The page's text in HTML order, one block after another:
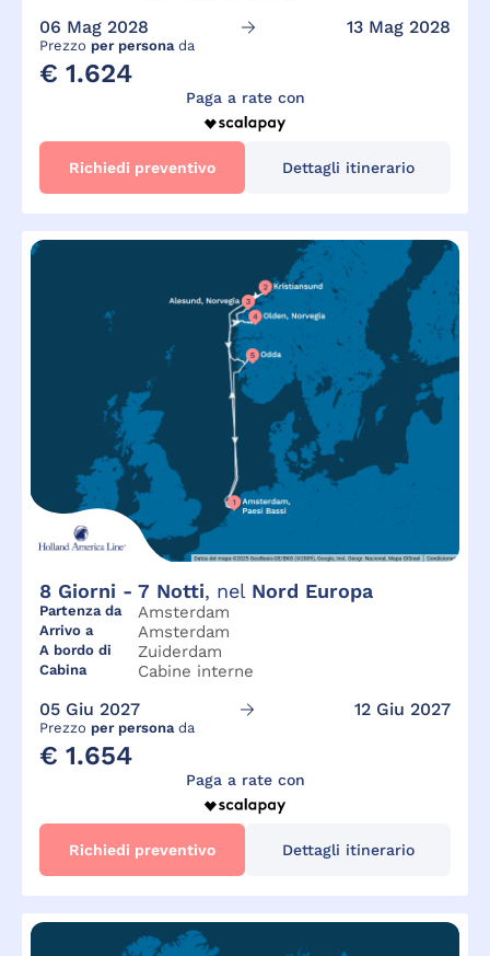
06 Mag 2028 13 Mag 2028
Prezzo per personada
€ 1.624
Paga a rate con
Richiedi preventivo Dettagli itinerario
8 Giorni - 7 Notti, nel Nord Europa
Partenza da Amsterdam
Arrivo a Amsterdam
A bordo di Zuiderdam
Cabina Cabine interne
05 Giu 2027 12 Giu 2027
Prezzo per personada
€ 1.654
Paga a rate con
Richiedi preventivo Dettagli itinerario